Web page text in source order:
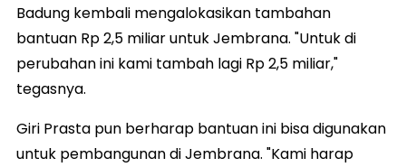
Badung kembali mengalokasikan tambahan
bantuan Rp 2,5 miliar untuk Jembrana. "Untuk di
perubahan ini kami tambah lagi Rp 2,5 miliar,"
tegasnya.
Giri Prasta pun berharap bantuan ini bisa digunakan
untuk pembangunan di Jembrana. "Kami harap